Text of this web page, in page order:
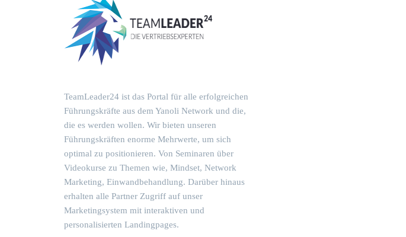
TeamLeader24 ist das Portal für alle erfolgreichen
Führungskräfte aus dem Yanoli Network und die,
die es werden wollen. Wir bieten unseren
Führungskräften enorme Mehrwerte, um sich
optimal zu positionieren. Von Seminaren über
Videokurse zu Themen wie, Mindset, Network
Marketing, Einwandbehandlung. Darüber hinaus
erhalten alle Partner Zugriff auf unser
Marketingsystem mit interaktiven und
personalisierten Landingpages.